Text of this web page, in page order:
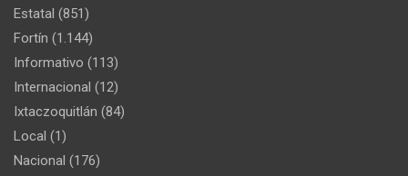
Estatal (851)
Fortín (1.144)
Informativo (113)
Internacional (12)
Ixtaczoquitlán (84)
Local (1)
Nacional (176)